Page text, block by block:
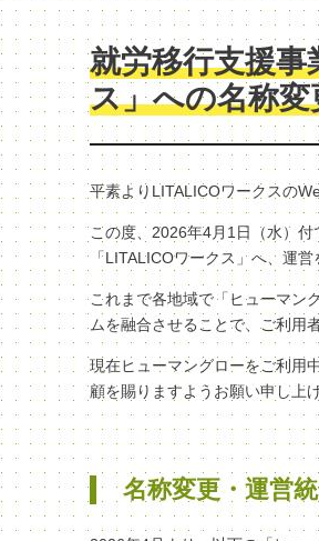
就労移行支援
ス」への名称
平素よりLITALICOワークスの
この度、2026年4月1日（水）
「LITALICOワークス」へ、運
これまで各地域で「ヒューマン
ムを融合させることで、ご利用
現在ヒューマングローをご利用
顧を賜りますようお願い申し上
名称変更・運営